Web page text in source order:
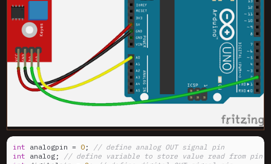
int analogpin = 0 ;
// define analog OUT signal pin
int analog;
// define variable to store value read from pin